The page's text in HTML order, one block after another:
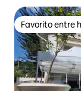
Favorito entre
Favorito entre